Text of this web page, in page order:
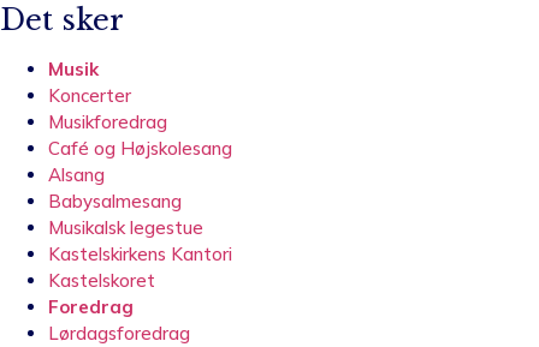
Det sker
Musik
Koncerter
Musikforedrag
Café og Højskolesang
Alsang
Babysalmesang
Musikalsk legestue
Kastelskirkens Kantori
Kastelskoret
Foredrag
Lørdagsforedrag